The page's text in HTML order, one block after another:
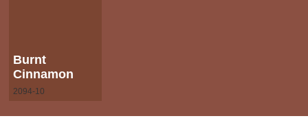
Burnt
Cinnamon
2094-10